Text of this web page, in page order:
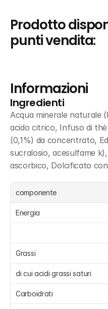
Prodotto
punti vendita:
Informazioni
Ingredienti
Acqua minerale naturale
acido citrico, Infuso di
(0,1%) da concentrato,
sucralosio, acesulfame
ascorbico, Dolcificato
componente
Energia
Grassi
di cui acidi grassi saturi
Carboidrati